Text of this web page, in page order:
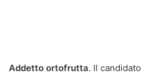
Addetto ortofrutta. Il